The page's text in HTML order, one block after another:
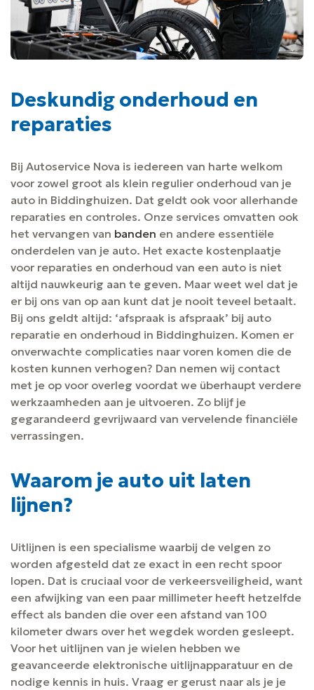
Deskundig onderhoud en
reparaties
Bij Autoservice Nova is iedereen van harte welkom
voor zowel groot als klein regulier onderhoud van je
auto in Biddinghuizen. Dat geldt ook voor allerhande
reparaties en controles. Onze services omvatten ook
het vervangen van banden en andere essentiële
onderdelen van je auto. Het exacte kostenplaatje
voor reparaties en onderhoud van een auto is niet
altijd nauwkeurig aan te geven. Maar weet wel dat je
er bij ons van op aan kunt dat je nooit teveel betaalt.
Bij ons geldt altijd: ‘afspraak is afspraak’ bij auto
reparatie en onderhoud in Biddinghuizen. Komen er
onverwachte complicaties naar voren komen die de
kosten kunnen verhogen? Dan nemen wij contact
met je op voor overleg voordat we überhaupt verdere
werkzaamheden aan je uitvoeren. Zo blijf je
gegarandeerd gevrijwaard van vervelende financiële
verrassingen.
Waarom je auto uit laten
lijnen?
Uitlijnen is een specialisme waarbij de velgen zo
worden afgesteld dat ze exact in een recht spoor
lopen. Dat is cruciaal voor de verkeersveiligheid, want
een afwijking van een paar millimeter heeft hetzelfde
effect als banden die over een afstand van 100
kilometer dwars over het wegdek worden gesleept.
Voor het uitlijnen van je wielen hebben we
geavanceerde elektronische uitlijnapparatuur en de
nodige kennis in huis. Vraag er gerust naar als je je